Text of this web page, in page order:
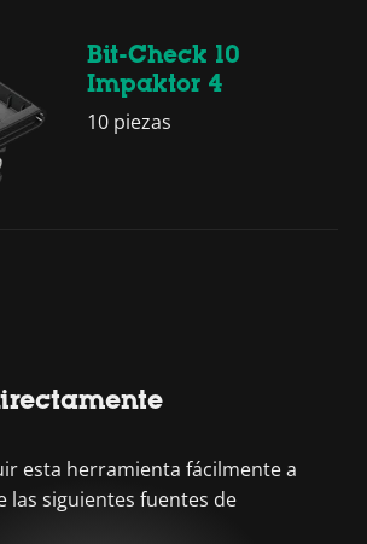
Bit-Check 10
Impaktor 4
10 piezas
esta herramienta fácilmente a
las siguientes fuentes de